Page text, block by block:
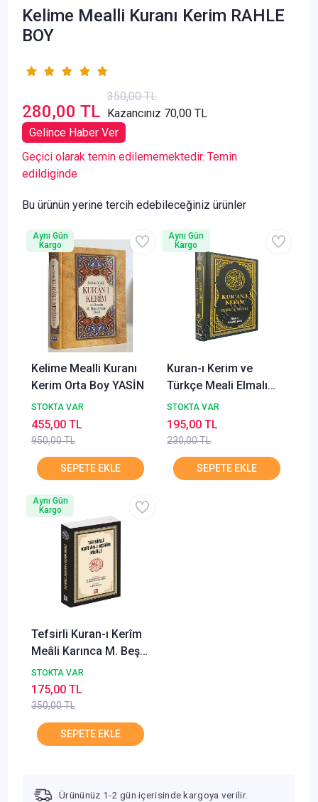
Kelime Mealli Kuranı Kerim RAHLE
BOY
280,00 TL
350,00 TL
Kazancınız 70,00 TL
Gelince Haber Ver
Geçici olarak temin edilememektedir. Temin
edildiginde
Bu ürünün yerine tercih edebileceğiniz ürünler
Kelime Mealli Kuranı
Kerim Orta Boy YASİN
STOKTA VAR
950,00 TL
455,00 TL
Aynı Gün
Kargo
Kuran-ı Kerim ve
Türkçe Meali Elmalı
M.Hamdi Yazır AZİM
STOKTA VAR
230,00 TL
195,00 TL
Aynı Gün
Kargo
Tefsirli Kuran-ı Kerîm
Meâli Karınca M. Beşir
Eryarsoy Polen
STOKTA VAR
350,00 TL
175,00 TL
Aynı Gün
Kargo
Ürününüz 1-2 gün içerisinde kargoya verilir.